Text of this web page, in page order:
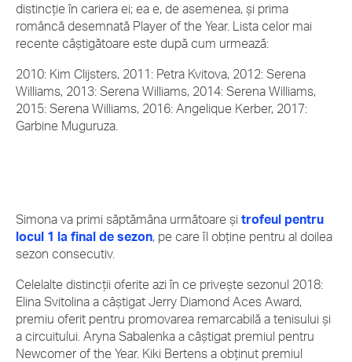
distincție în cariera ei; ea e, de asemenea, și prima
româncă desemnată Player of the Year. Lista celor mai
recente câștigătoare este după cum urmează:
2010: Kim Clijsters, 2011: Petra Kvitova, 2012: Serena
Williams, 2013: Serena Williams, 2014: Serena Williams,
2015: Serena Williams, 2016: Angelique Kerber, 2017:
Garbine Muguruza.
Simona va primi săptămâna următoare și trofeul pentru
locul 1 la final de sezon, pe care îl obține pentru al doilea
sezon consecutiv.
Celelalte distincții oferite azi în ce privește sezonul 2018:
Elina Svitolina a câștigat Jerry Diamond Aces Award,
premiu oferit pentru promovarea remarcabilă a tenisului și
a circuitului. Aryna Sabalenka a câștigat premiul pentru
Newcomer of the Year. Kiki Bertens a obținut premiul